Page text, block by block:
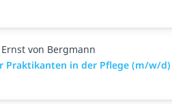
von Bergmann
Praktikanten in der Pflege (m/w/d)